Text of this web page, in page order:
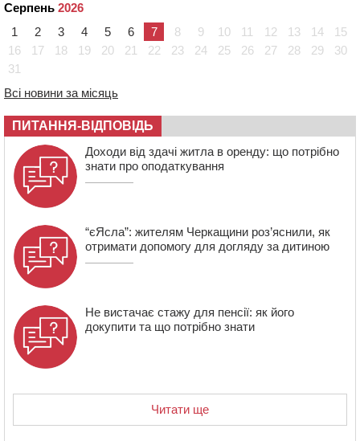
09:08 Встановити гойдалки, карусель і закупити іграшки: у
08:22
“На щиті” у Чорнобаївську громаду повертається
полеглий біля Кліщіївки воїн
07:30
Понад 968 мільйонів гривень земельного податку
сплатили на Черкащині
06 СЕРПНЯ 2026, ЧЕТВЕР
21:13 Вісім медалей, з яких чотири золоті: черкаські
спортсмени тріумфували на чемпіонаті України
Серпень 2026
1
2 3 4 5 6 7 8 9 10 11 12 13 14
15
16
17 18 19 20 21 22 23 24 25 26 27 28 29
30
31
Всі новини за місяць
ПИТАННЯ-ВІДПОВІДЬ
Доходи від здачі житла в оренду: що потрібно
знати про оподаткування
“єЯсла”: жителям Черкащини роз’яснили, як
отримати допомогу для догляду за дитиною
Не вистачає стажу для пенсії: як його
докупити та що потрібно знати
Читати ще